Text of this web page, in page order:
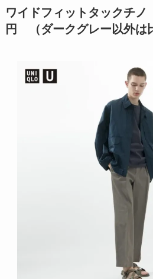
ワイドフィットタックチ
円
（ダークグレー以外は